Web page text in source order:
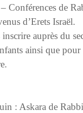
Conférences de
d’Erets Israël.
auprès du
ainsi que pour
: Askara de